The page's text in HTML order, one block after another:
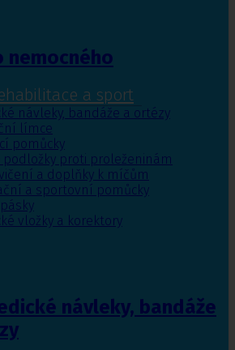
nemocného
a sport
návleky, bandáže a ortézy
límce
pomůcky
podložky proti proleženinám
a doplňky k míčům
a sportovní pomůcky
vložky a korektory
návleky, bandáže